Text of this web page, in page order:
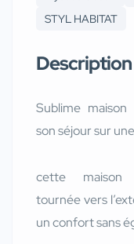
STYL HABITAT
Description
Sublime
son séjour sur
cette maison
tournée vers
un confort sans